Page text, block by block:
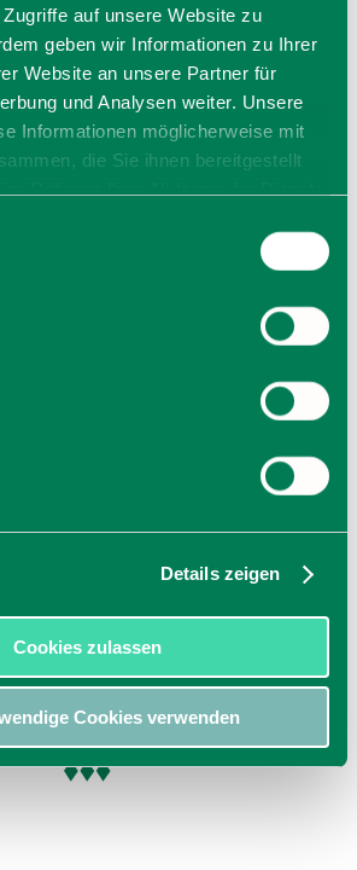
auf unsere Website zu
geben wir Informationen zu Ihrer
Website an unsere Partner für
und Analysen weiter. Unsere
Informationen möglicherweise mit
die Sie ihnen bereitgestellt
Webseite weiterhin nutzen.
Details zeigen
Cookies zulassen
Cookies verwenden
Uhr
bis 17 Jahre sind frei.